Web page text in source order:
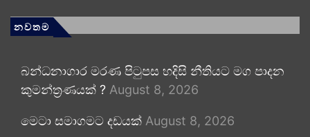
නවතම
බන්ධනාගාර මරණ පිටුපස හදිසි නීතියට මග පාදන
කුමන්ත්‍රණයක් ? August 8, 2026
මෙටා සමාගමට දඩයක් August 8, 2026